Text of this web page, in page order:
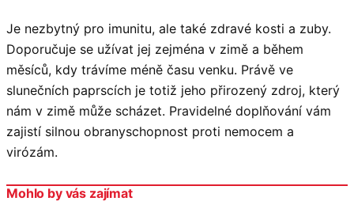
Je nezbytný pro imunitu, ale také zdravé kosti a zuby.
Doporučuje se užívat jej zejména v zimě a během
měsíců, kdy trávíme méně času venku. Právě ve
slunečních paprscích je totiž jeho přirozený zdroj, který
nám v zimě může scházet. Pravidelné doplňování vám
zajistí silnou obranyschopnost proti nemocem a
virózám.
Mohlo by vás zajímat